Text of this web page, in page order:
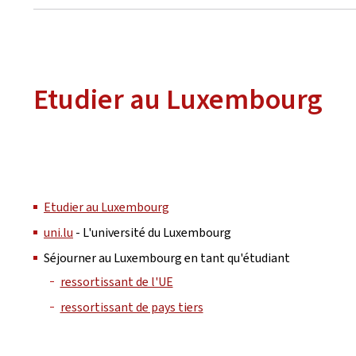
Etudier au Luxembourg
Etudier au Luxembourg
uni.lu - L'université du Luxembourg
Séjourner au Luxembourg en tant qu'étudiant
ressortissant de l'UE
ressortissant de pays tiers